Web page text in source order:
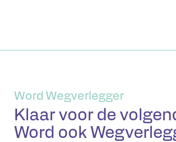
Word Wegverlegger
Klaar voor de
Word ook